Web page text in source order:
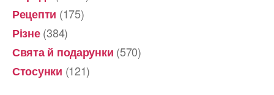
Рецепти (175)
Різне(384)
Свята й подарунки (570)
Стосунки (121)